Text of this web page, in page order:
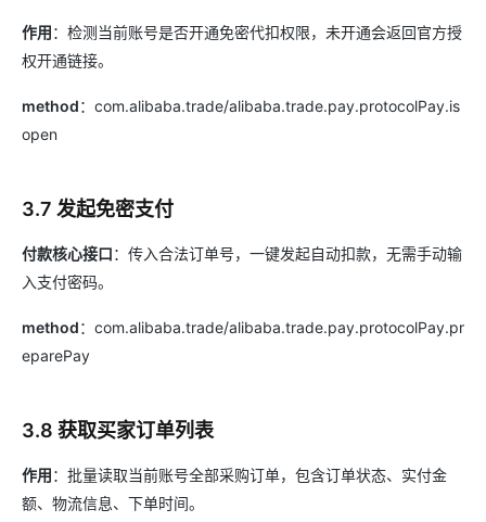
作用：检测当前账号是否开通免密代扣权限，未开通会返回官方授
权开通链接。
method：com.alibaba.trade/alibaba.trade.pay.protocolPay.is
open
3.7 发起免密支付
付款核心接口：传入合法订单号，一键发起自动扣款，无需手动输
入支付密码。
method：com.alibaba.trade/alibaba.trade.pay.protocolPay.pr
eparePay
3.8 获取买家订单列表
作用：批量读取当前账号全部采购订单，包含订单状态、实付金
额、物流信息、下单时间。